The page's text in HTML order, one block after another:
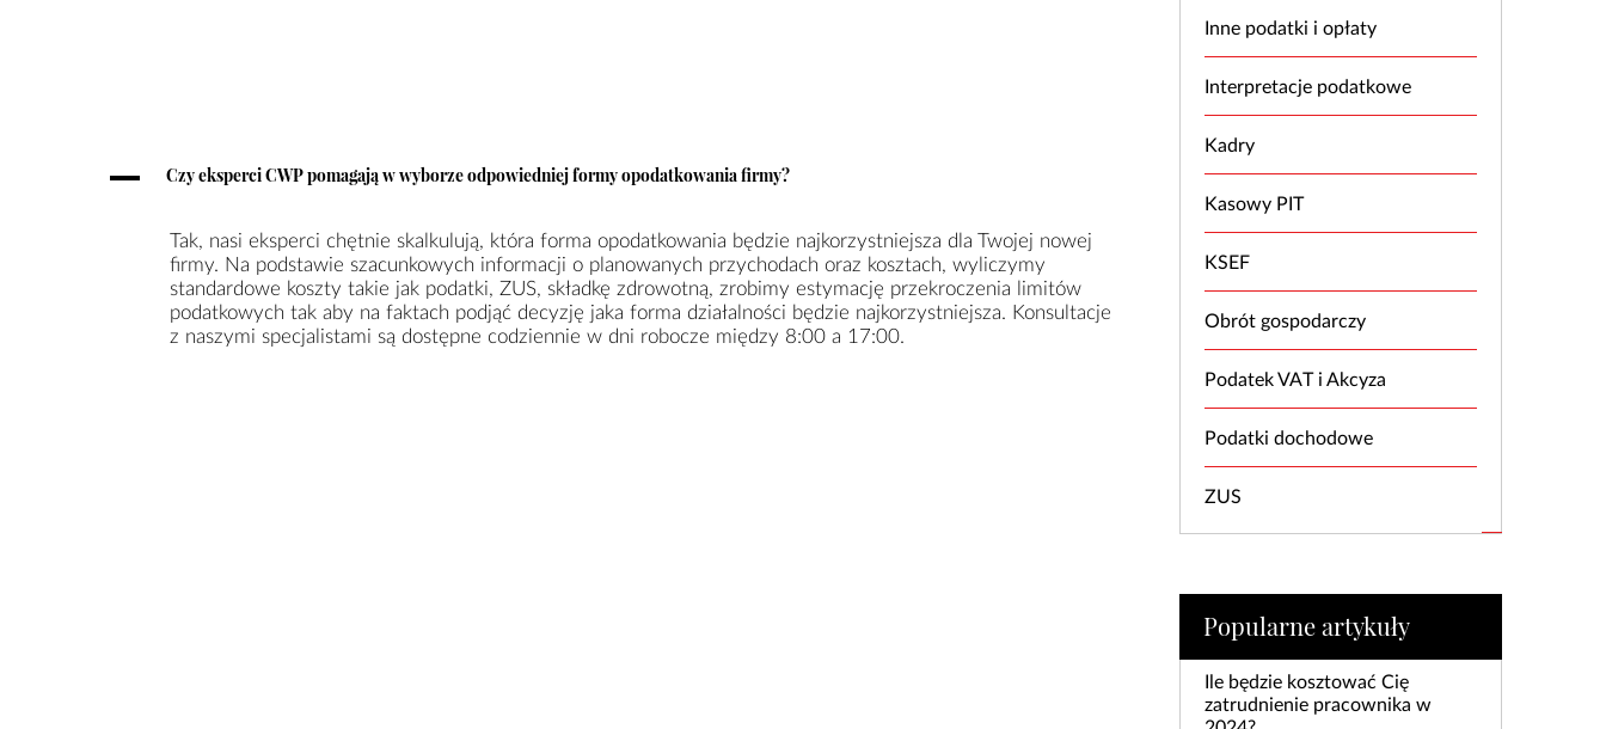
Inne podatki i opłaty
Interpretacje podatkowe
Kadry
Kasowy PIT
KSEF
Obrót gospodarczy
Podatek VAT i Akcyza
Podatki dochodowe
ZUS
Popularne artykuły
Ile będzie kosztować Cię
zatrudnienie pracownika w
A Czy eksperci CWP pomagają w wyborze odpowiedniej formy opodatkowania firmy?
Tak, nasi eksperci chętnie skalkulują, która forma opodatkowania będzie najkorzystniejsza dla Twojej nowej
firmy. Na podstawie szacunkowych informacji o planowanych przychodach oraz kosztach, wyliczymy
standardowe koszty takie jak podatki, ZUS, składkę zdrowotną, zrobimy estymację przekroczenia limitów
podatkowych tak aby na faktach podjąć decyzję jaka forma działalności będzie najkorzystniejsza. Konsultacje
z naszymi specjalistami są dostępne codziennie w dni robocze między 8:00 a 17:00.